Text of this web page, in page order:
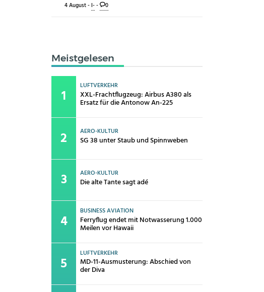
4 August -I-- 0
Meistgelesen
LUFTVERKEHR
XXL-Frachtflugzeug: Airbus A380 als
Ersatz für die Antonow An-225
AERO-KULTUR
SG 38 unter Staub und Spinnweben
AERO-KULTUR
Die alte Tante sagt adé
BUSINESS AVIATION
Ferryflug endet mit Notwasserung 1.000
Meilen vor Hawaii
LUFTVERKEHR
MD-11-Ausmusterung: Abschied von
der Diva